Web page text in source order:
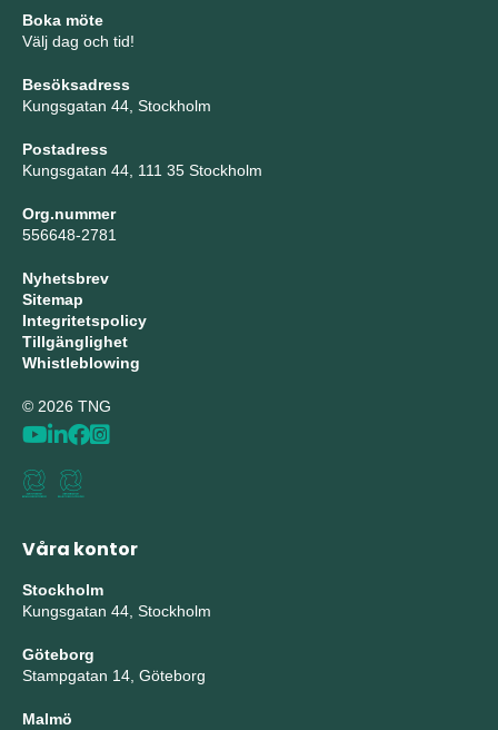
Boka möte
Välj dag och tid!
Besöksadress
Kungsgatan 44, Stockholm
Postadress
Kungsgatan 44, 111 35 Stockholm
Org.nummer
556648-2781
Nyhetsbrev
Sitemap
Integritetspolicy
Tillgänglighet
Whistleblowing
© 2026 TNG
Våra kontor
Stockholm
Kungsgatan 44, Stockholm
Göteborg
Stampgatan 14, Göteborg
Malmö